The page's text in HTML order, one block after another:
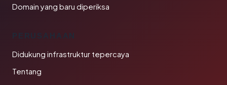
Domain yang baru diperiksa
PERUSAHAAN
Didukung infrastruktur tepercaya
Tentang